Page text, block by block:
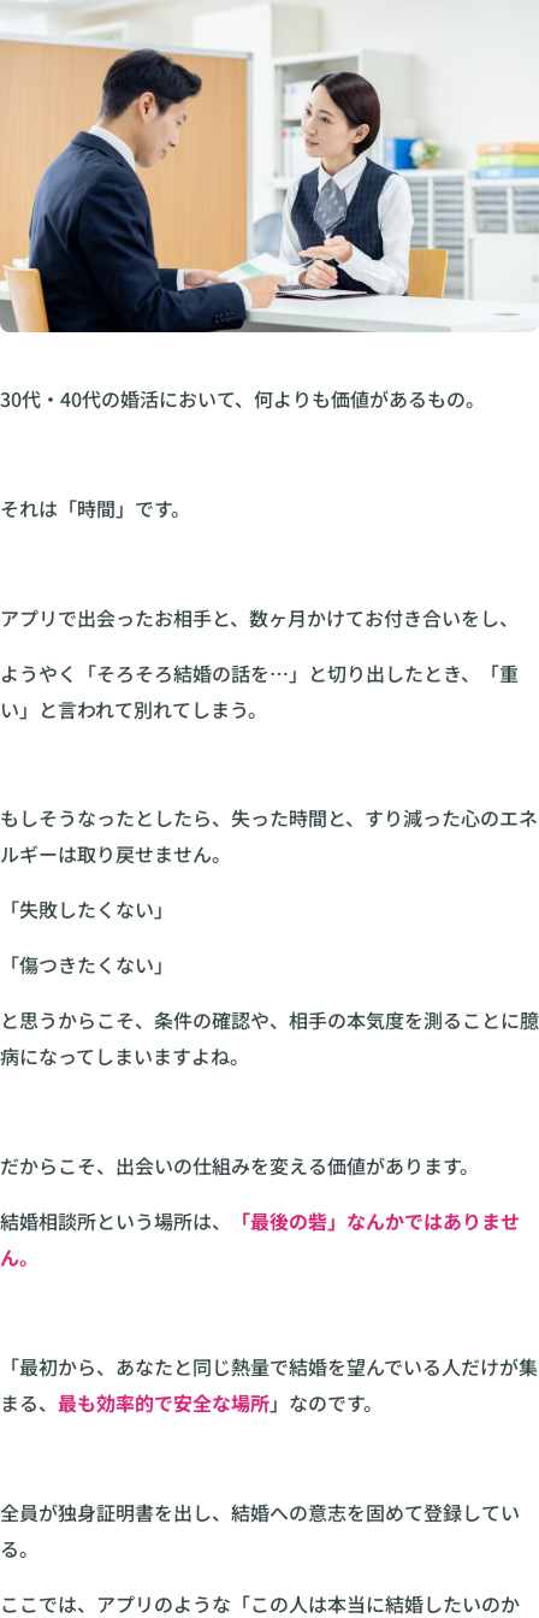
30代・40代の婚活において、何よりも価値があるもの。
それは「時間」です。
アプリで出会ったお相手と、数ヶ月かけてお付き合いをし、
ようやく「そろそろ結婚の話を…」と切り出したとき、「重
い」と言われて別れてしまう。
もしそうなったとしたら、失った時間と、すり減った心のエネ
ルギーは取り戻せません。
「失敗したくない」
「傷つきたくない」
と思うからこそ、条件の確認や、相手の本気度を測ることに臆
病になってしまいますよね。
だからこそ、出会いの仕組みを変える価値があります。
結婚相談所という場所は、
「最後の砦」なんかではありませ
ん。
「最初から、あなたと同じ熱量で結婚を望んでいる人だけが集
まる、 最も効率的で安全な場所」なのです。
全員が独身証明書を出し、結婚への意志を固めて登録してい
る。
ここでは、アプリのような「この人は本当に結婚したいのか